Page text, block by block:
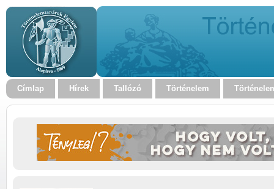
Címlap Hírek Tallózó Történelem